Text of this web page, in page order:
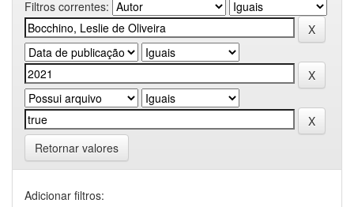
Filtros correntes:
Retornar valores
Adicionar filtros: